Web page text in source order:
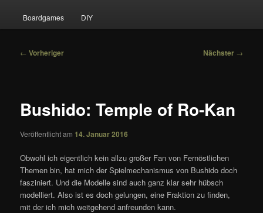
Boardgames DIY
Beitragsnavigation
← Vorheriger Nächster →
Bushido: Temple of Ro-Kan
Veröffentlicht am 14. Januar 2016
Obwohl ich eigentlich kein allzu großer Fan von Fernöstlichen
Themen bin, hat mich der Spielmechanismus von Bushido doch
fasziniert. Und die Modelle sind auch ganz klar sehr hübsch
modelliert. Also ist es doch gelungen, eine Fraktion zu finden,
mit der ich mich weitgehend anfreunden kann.